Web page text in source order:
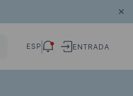
ESP ENTRADA